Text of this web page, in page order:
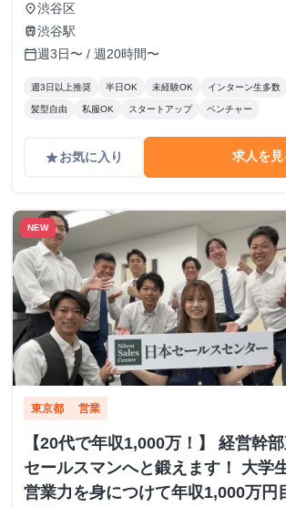
place渋谷区
train渋谷駅
calendar_today週3日〜 / 週20時間〜
週3日以上推奨 半日OK 未経験OK インターン生多数
髪型自由 私服OK スタートアップ ベンチャー
gradeお気に入り 求人を見
NEW
東京都 営業
【20代で年収1,000万！】 経営幹
セールスマンへと鍛えます！ 大学
営業力を身につけて年収1,000万円